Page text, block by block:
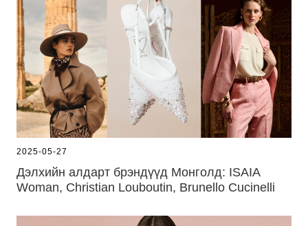
2025-05-27
Дэлхийн алдарт брэндүүд Монголд: ISAIA
Woman, Christian Louboutin, Brunello Cucinelli